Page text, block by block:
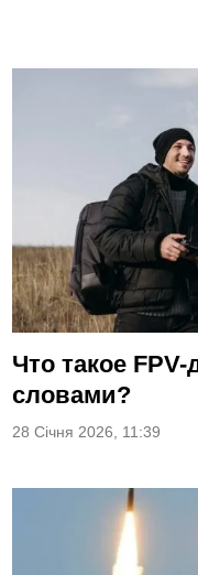
Что такое
словами?
28 Січня 2026, 11:39